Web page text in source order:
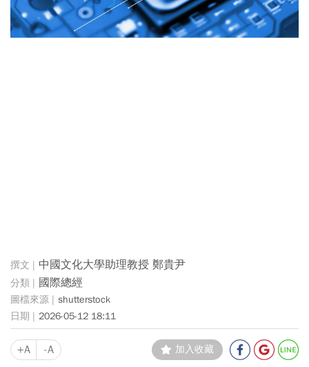
中國文化大學助理教授 鄭貴尹
國際總經
shutterstock
2026-05-12 18:11
+A -A 加入收藏